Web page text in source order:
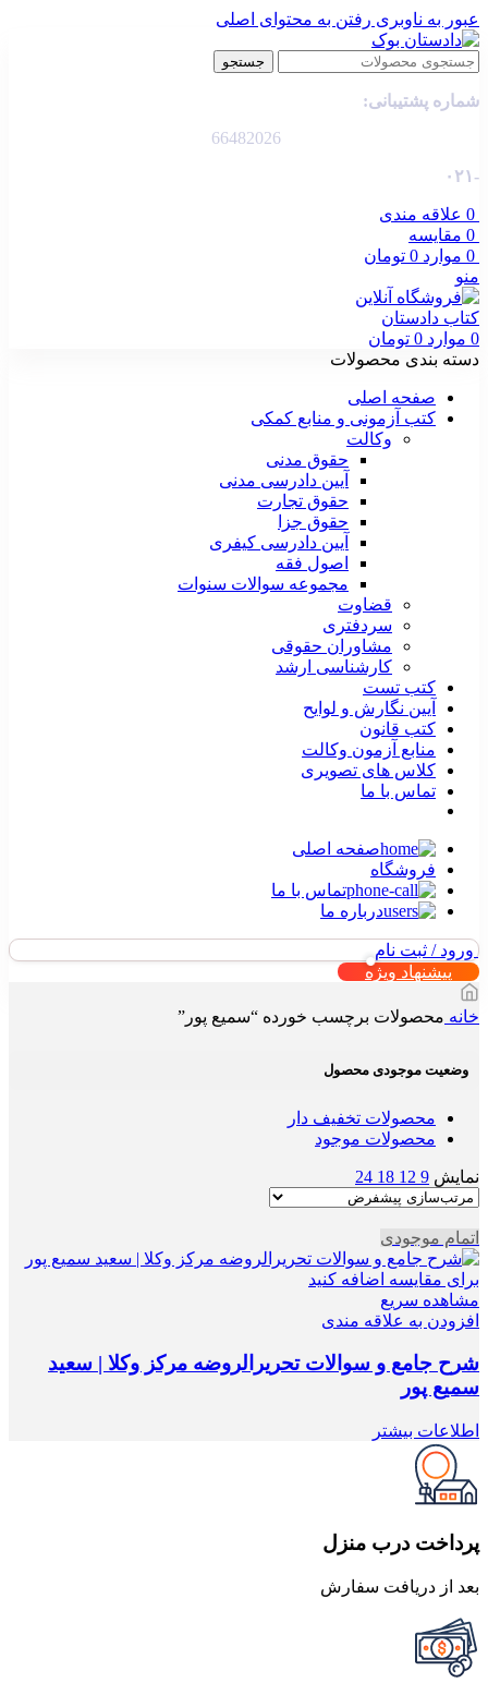
عبور به ناوبری رفتن به محتوای اصلی
جستجو
شماره پشتیبانی:
66482026
-۰۲۱
0 علاقه مندی
0 مقایسه
0 موارد 0 تومان
منو
0 موارد 0 تومان
دسته بندی محصولات
صفحه اصلی
کتب آزمونی و منابع کمکی
وکالت
حقوق مدنی
آیین دادرسی مدنی
حقوق تجارت
حقوق جزا
آیین دادرسی کیفری
اصول فقه
مجموعه سوالات سنوات
قضاوت
سردفتری
مشاوران حقوقی
کارشناسی ارشد
کتب تست
آیین نگارش و لوایح
کتب قانون
منابع آزمون وکالت
کلاس های تصویری
تماس با ما
صفحه اصلی
فروشگاه
تماس با ما
درباره ما
ورود / ثبت نام
پیشنهاد ویژه
خانه محصولات برچسب خورده “سمیع پور”
وضعیت موجودی محصول
محصولات تخفیف دار
محصولات موجود
نمایش 9
12
18
24
اتمام موجودی
برای مقایسه اضافه کنید
مشاهده سریع
افزودن به علاقه مندی
شرح جامع و سوالات تحریرالروضه مرکز وکلا | سعید
سمیع پور
اطلاعات بیشتر
پرداخت درب منزل
بعد از دریافت سفارش